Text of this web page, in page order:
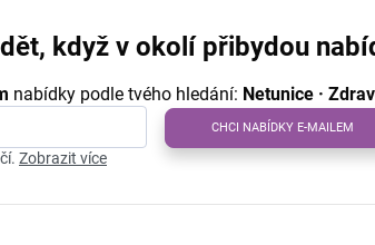
když v okolí přibydou
nabídky podle tvého hledání: Netunice ·
CHCI NABÍDKY E-MAILEM
Zobrazit více